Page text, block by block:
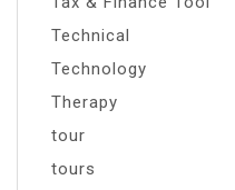
Technical
Technology
Therapy
tour
tours